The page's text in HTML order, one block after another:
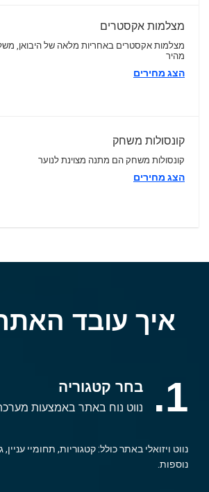
מצלמות אקסטרים
מצלמות אקסטרים באחריות מלאה של היבואן,
מהיר
הצג מחירים
קונסולות משחק
קונסולות משחק הם מתנה מצוינת לנוער
הצג מחירים
איך עובד
1. בחר קטגוריה
נווט נוח באתר באמצעות
נווט ויזואלי באתר כולל: קטגוריות, תחומיי עניין,
נוספות.